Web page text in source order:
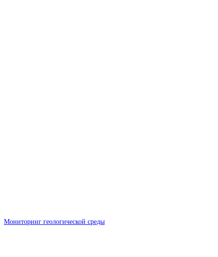
Мониторинг геологической среды